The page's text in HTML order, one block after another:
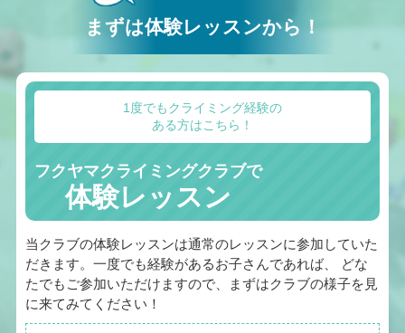
まずは体験レッスンから！
1度でもクライミング経験の
ある方はこちら！
フクヤマクライミングクラブで
体験レッスン
当クラブの体験レッスンは通常のレッスンに参加していた
だきます。一度でも経験があるお子さんであれば、 どな
たでもご参加いただけますので、まずはクラブの様子を見
に来てみてください！